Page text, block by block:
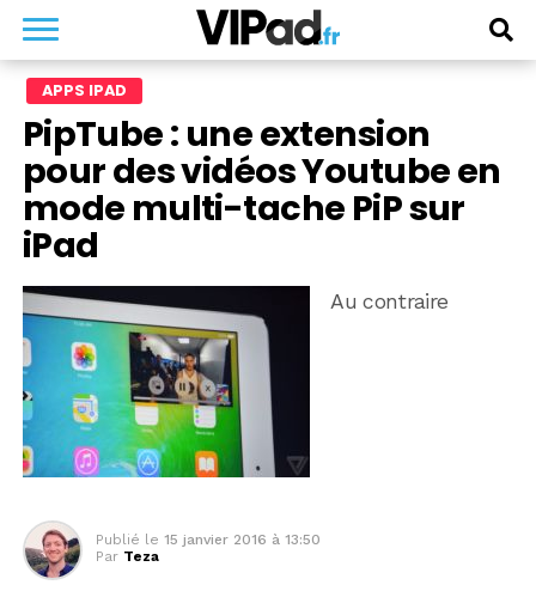
APPS IPAD
PipTube : une extension
pour des vidéos Youtube en
mode multi-tache PiP sur
iPad
Au contraire
Publié le 15 janvier 2016 à 13:50
Par Teza